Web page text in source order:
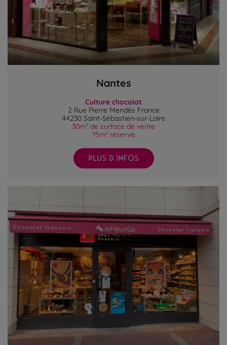
Nantes
Culture chocolat
2 Rue Pierre Mendès France
44230 Saint-Sébastien-sur-Loire
30m² de surface de vente
15m² réserve
PLUS D'INFOS